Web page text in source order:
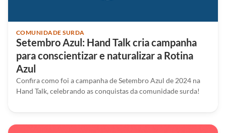
COMUNIDADE SURDA
Setembro Azul: Hand Talk cria campanha
para conscientizar e naturalizar a Rotina
Azul
Confira como foi a campanha de Setembro Azul de 2024 na
Hand Talk, celebrando as conquistas da comunidade surda!